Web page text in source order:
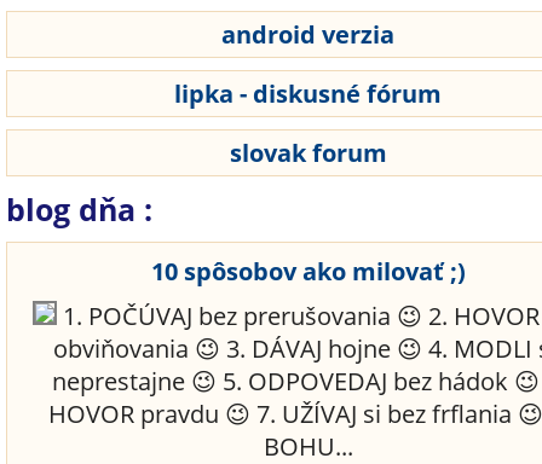
android verzia
lipka - diskusné fórum
slovak forum
blog dňa :
10 spôsobov ako milovať ;)
1. POČÚVAJ bez prerušovania 😉 2.
obviňovania 😉 3. DÁVAJ hojne 😉 4. MODLI
neprestajne 😉 5. ODPOVEDAJ bez hádok
HOVOR pravdu 😉 7. UŽÍVAJ si bez frflania
BOHU...